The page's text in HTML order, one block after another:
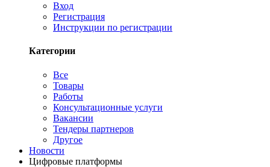
Вход
Регистрация
Инструкции по регистрации
Категории
Все
Товары
Работы
Консультационные услуги
Вакансии
Тендеры партнеров
Другое
Новости
Цифровые платформы